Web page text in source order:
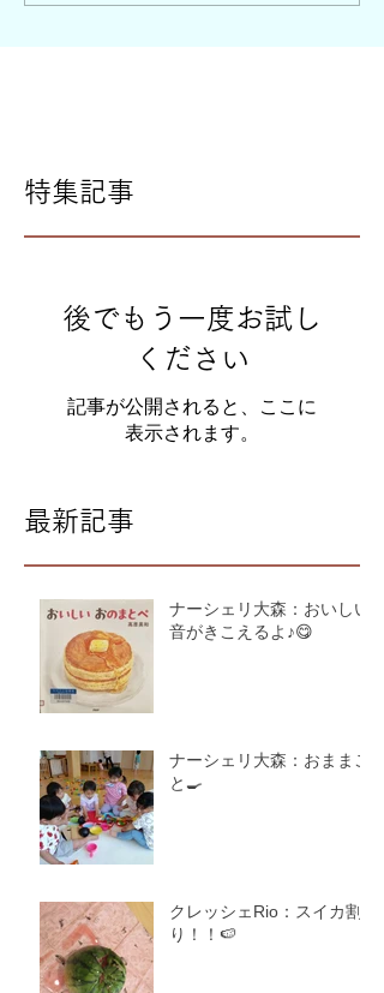
特集記事
後でもう一度お試し
ください
記事が公開されると、ここに
表示されます。
最新記事
ナーシェリ大森：おいしい
音がきこえるよ♪😋
ナーシェリ大森：おままご
と🍳
クレッシェRio：スイカ割
り！！🍉